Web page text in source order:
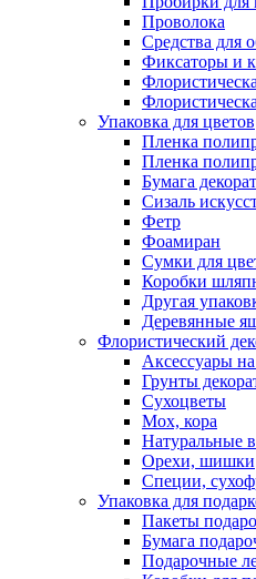
Проволока
Средства для
Фиксаторы и
Упаковка для цветов
Пленка
Пленка
Бумага
Сизаль
Фетр
Фоамиран
Сумки для
Коробки
Другая
Деревянные
Флористический
Аксессуары
Грунты
Сухоцветы
Мох, кора
Натуральные
Орехи, шишки
Специи,
Упаковка для
Пакеты
Бумага
Подарочные